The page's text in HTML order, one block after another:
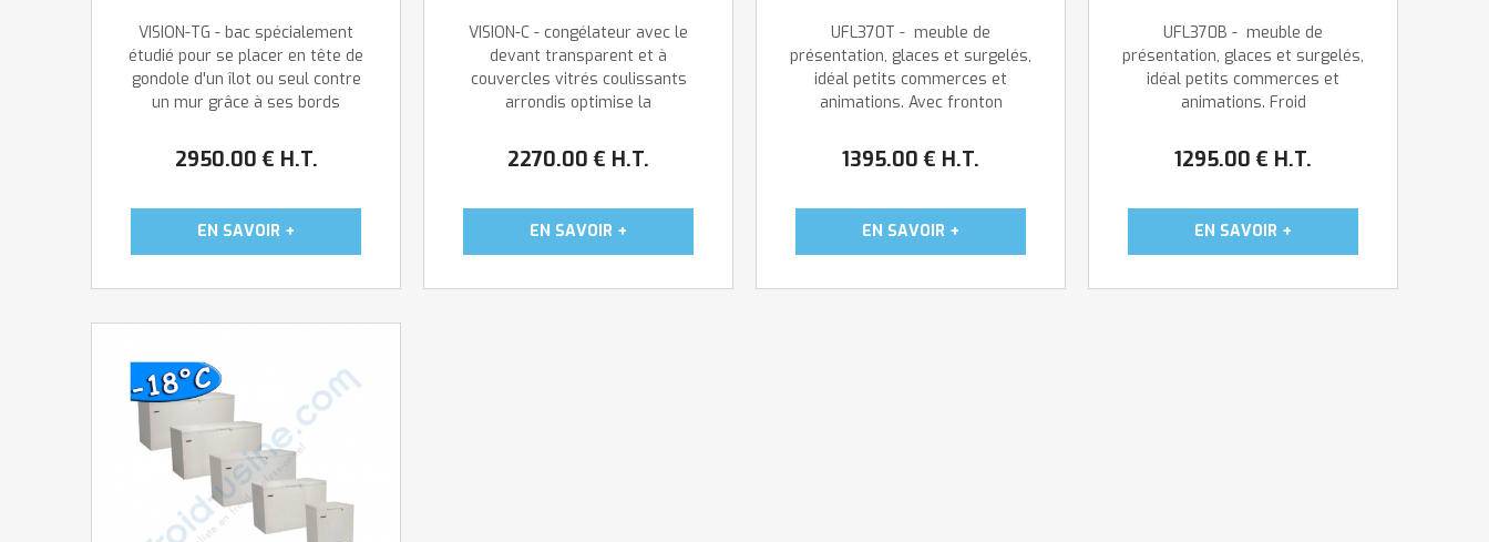
2950.00 € H.T.
VISION-TG - bac spécialement
étudié pour se placer en tête de
gondole d'un îlot ou seul contre
un mur grâce à ses bords
merchandising garanti. Délai
: 5S Garantie : un an pièces
2270.00 € H.T.
VISION-C - congélateur avec le
devant transparent et à
couvercles vitrés coulissants
arrondis optimise la
VISION peut être positionné
contre un mur ou bien adossé en
de vos produits ...
1395.00 € H.T.
UFL370T - meuble de
présentation, glaces et surgelés,
idéal petits commerces et
animations. Avec fronton
personnalisation avec vos logos
et marques. Usage
-13/-22°C. Existe sans fronton
lumineux ...
1295.00 € H.T.
UFL370B - meuble de
présentation, glaces et surgelés,
idéal petits commerces et
animations. Froid
-13/-22°C. Existe avec fronton
lumineux pour la
et marques UFL370T Egalement
...